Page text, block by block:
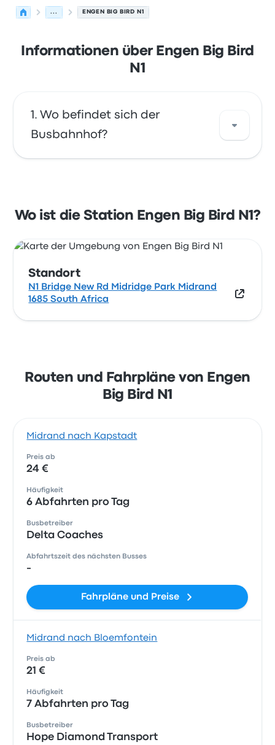
... ENGEN BIG BIRD N1
Informationen über Engen Big Bird
N1
Wo befindet sich der
Busbahnhof?
South Africa. Sehen Sie sich den Standort
dieser Bushaltestelle in Midrand auf einer
Wo ist die Station Engen Big Bird N1?
Standort
N1 Bridge New Rd Midridge Park Midrand
1685 South Africa
Routen und Fahrpläne von Engen
Big Bird N1
Midrand nach Kapstadt
Preis ab
24 €
Häufigkeit
6 Abfahrten pro Tag
Busbetreiber
Delta Coaches
Abfahrtszeit des nächsten Busses
-
Fahrpläne und Preise
Midrand nach Bloemfontein
Preis ab
21 €
Häufigkeit
7 Abfahrten pro Tag
Busbetreiber
Hope Diamond Transport